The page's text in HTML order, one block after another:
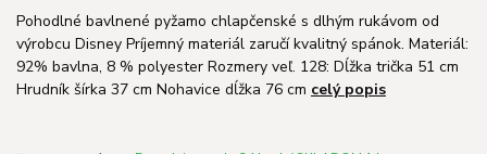
Pohodlné bavlnené pyžamo chlapčenské s dlhým rukávom od
výrobcu Disney Príjemný materiál zaručí kvalitný spánok. Materiál:
92% bavlna, 8 % polyester Rozmery veľ. 128: Dĺžka trička 51 cm
Hrudník šírka 37 cm Nohavice dĺžka 76 cm celý popis